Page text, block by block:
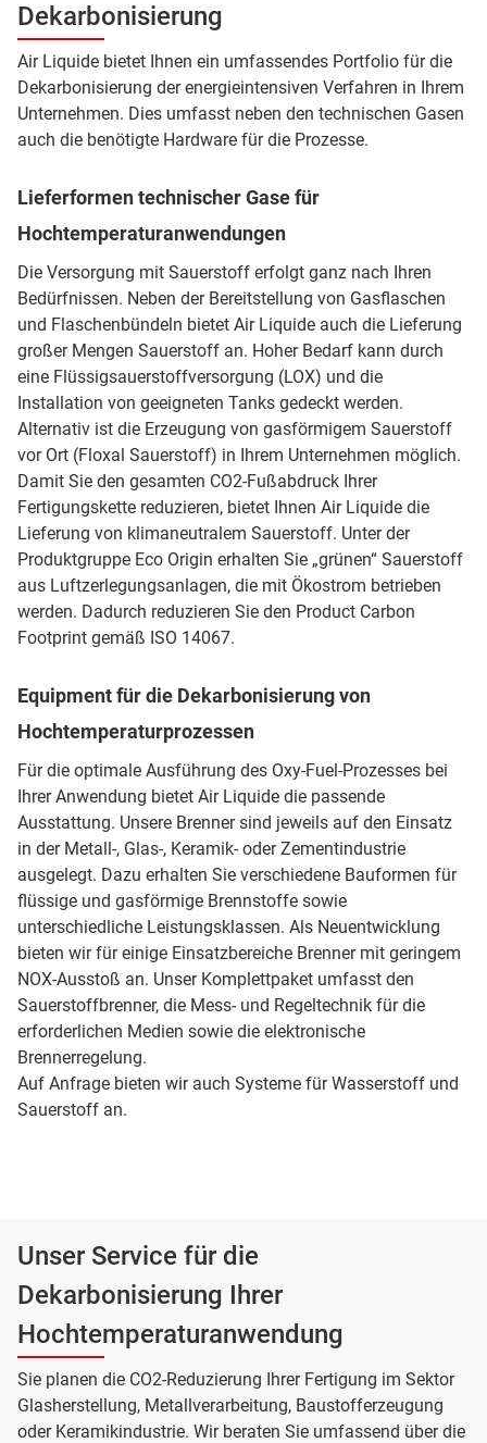
Dekarbonisierung
Air Liquide bietet Ihnen ein umfassendes Portfolio für die
Dekarbonisierung der energieintensiven Verfahren in Ihrem
Unternehmen. Dies umfasst neben den technischen Gasen
auch die benötigte Hardware für die Prozesse.
Lieferformen technischer Gase für
Hochtemperaturanwendungen
Die Versorgung mit Sauerstoff erfolgt ganz nach Ihren
Bedürfnissen. Neben der Bereitstellung von Gasflaschen
und Flaschenbündeln bietet Air Liquide auch die Lieferung
großer Mengen Sauerstoff an. Hoher Bedarf kann durch
eine Flüssigsauerstoffversorgung (LOX) und die
Installation von geeigneten Tanks gedeckt werden.
Alternativ ist die Erzeugung von gasförmigem Sauerstoff
vor Ort (Floxal Sauerstoff) in Ihrem Unternehmen möglich.
Damit Sie den gesamten CO2-Fußabdruck Ihrer
Fertigungskette reduzieren, bietet Ihnen Air Liquide die
Lieferung von klimaneutralem Sauerstoff. Unter der
Produktgruppe Eco Origin erhalten Sie „grünen“ Sauerstoff
aus Luftzerlegungsanlagen, die mit Ökostrom betrieben
werden. Dadurch reduzieren Sie den Product Carbon
Footprint gemäß ISO 14067.
Equipment für die Dekarbonisierung von
Hochtemperaturprozessen
Für die optimale Ausführung des Oxy-Fuel-Prozesses bei
Ihrer Anwendung bietet Air Liquide die passende
Ausstattung. Unsere Brenner sind jeweils auf den Einsatz
in der Metall-, Glas-, Keramik- oder Zementindustrie
ausgelegt. Dazu erhalten Sie verschiedene Bauformen für
flüssige und gasförmige Brennstoffe sowie
unterschiedliche Leistungsklassen. Als Neuentwicklung
bieten wir für einige Einsatzbereiche Brenner mit geringem
NOX-Ausstoß an. Unser Komplettpaket umfasst den
Sauerstoffbrenner, die Mess- und Regeltechnik für die
erforderlichen Medien sowie die elektronische
Brennerregelung.
Auf Anfrage bieten wir auch Systeme für Wasserstoff und
Sauerstoff an.
Unser Service für die
Dekarbonisierung Ihrer
Hochtemperaturanwendung
Sie planen die CO2-Reduzierung Ihrer Fertigung im Sektor
Glasherstellung, Metallverarbeitung, Baustofferzeugung
oder Keramikindustrie. Wir beraten Sie umfassend über die